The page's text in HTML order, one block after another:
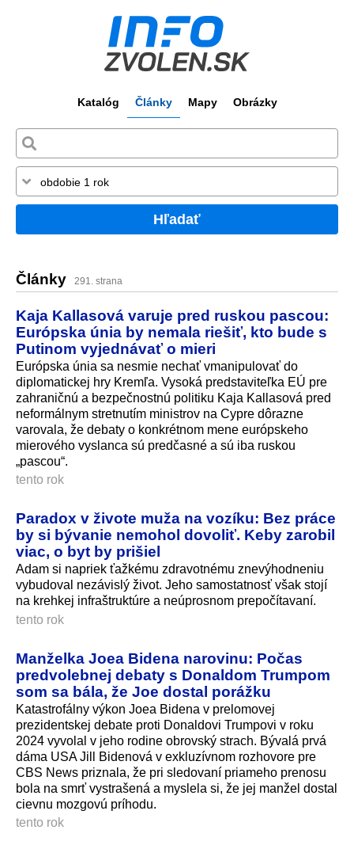
Katalóg Články Mapy Obrázky
Hľadať
Články 291. strana
Kaja Kallasová varuje pred ruskou pascou:
Európska únia by nemala riešiť, kto bude s
Putinom vyjednávať o mieri
Európska únia sa nesmie nechať vmanipulovať do
diplomatickej hry Kremľa. Vysoká predstaviteľka EÚ pre
zahraničnú a bezpečnostnú politiku Kaja Kallasová pred
neformálnym stretnutím ministrov na Cypre dôrazne
varovala, že debaty o konkrétnom mene európskeho
mierového vyslanca sú predčasné a sú iba ruskou
„pascou“.
tento rok
Paradox v živote muža na vozíku: Bez práce
by si bývanie nemohol dovoliť. Keby zarobil
viac, o byt by prišiel
Adam si napriek ťažkému zdravotnému znevýhodneniu
vybudoval nezávislý život. Jeho samostatnosť však stojí
na krehkej infraštruktúre a neúprosnom prepočítavaní.
tento rok
Manželka Joea Bidena narovinu: Počas
predvolebnej debaty s Donaldom Trumpom
som sa bála, že Joe dostal porážku
Katastrofálny výkon Joea Bidena v prelomovej
prezidentskej debate proti Donaldovi Trumpovi v roku
2024 vyvolal v jeho rodine obrovský strach. Bývalá prvá
dáma USA Jill Bidenová v exkluzívnom rozhovore pre
CBS News priznala, že pri sledovaní priameho prenosu
bola na smrť vystrašená a myslela si, že jej manžel dostal
cievnu mozgovú príhodu.
tento rok